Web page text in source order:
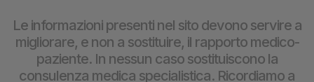
Le informazioni presenti nel sito devono servire a
migliorare, e non a sostituire, il rapporto medico-
paziente. In nessun caso sostituiscono la
consulenza medica specialistica. Ricordiamo a